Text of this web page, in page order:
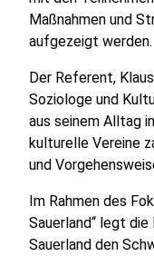
Maßnahmen und
aufgezeigt werden.
Der Referent,
Soziologe und
aus seinem Alltag
kulturelle Vereine
und
Im Rahmen des
Sauerland“ legt
Sauerland den